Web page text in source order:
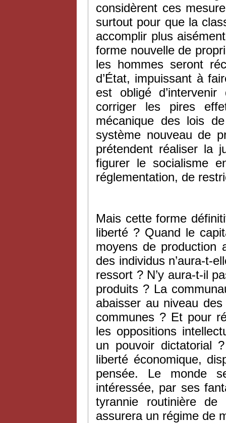
considèrent ces
surtout pour que la
accomplir plus
forme nouvelle de
les hommes seront
d’État, impuissant à
est obligé
corriger les pires
mécanique des lois
système nouveau de
prétendent réaliser la
figurer le socialisme
réglementation, de
Mais cette forme
liberté ? Quand le
moyens de production
des individus n’aura-t-
ressort ? N’y aura-t-il
produits ? La
abaisser au niveau
communes ? Et pour
les oppositions
un pouvoir dictatorial
liberté économique,
pensée. Le monde
intéressée, par ses
tyrannie routinière
assurera un régime de